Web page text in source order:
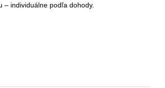
– individuálne podľa dohody.